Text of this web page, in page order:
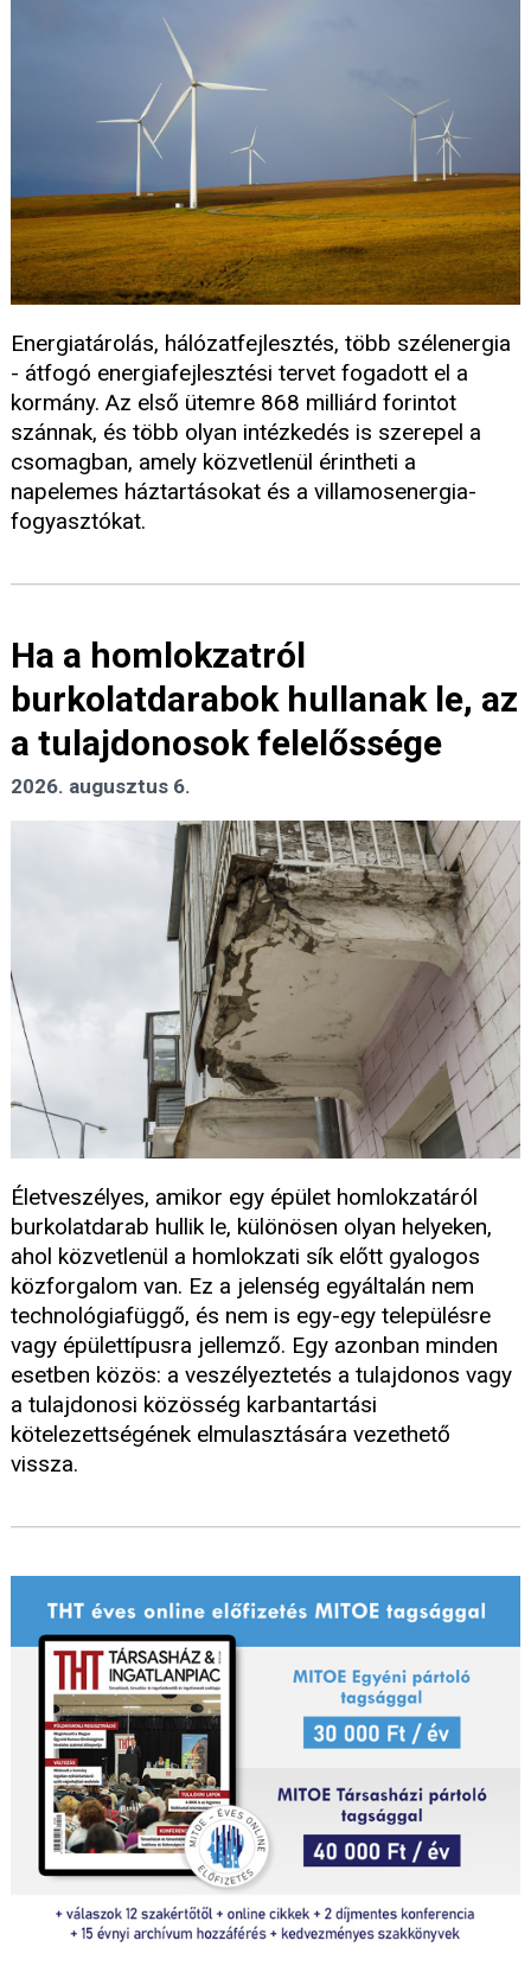
Energiatárolás, hálózatfejlesztés, több szélenergia
- átfogó energiafejlesztési tervet fogadott el a
kormány. Az első ütemre 868 milliárd forintot
szánnak, és több olyan intézkedés is szerepel a
csomagban, amely közvetlenül érintheti a
napelemes háztartásokat és a villamosenergia-
fogyasztókat.
Ha a homlokzatról
burkolatdarabok hullanak le, az
a tulajdonosok felelőssége
2026. augusztus 6.
Életveszélyes, amikor egy épület homlokzatáról
burkolatdarab hullik le, különösen olyan helyeken,
ahol közvetlenül a homlokzati sík előtt gyalogos
közforgalom van. Ez a jelenség egyáltalán nem
technológiafüggő, és nem is egy-egy településre
vagy épülettípusra jellemző. Egy azonban minden
esetben közös: a veszélyeztetés a tulajdonos vagy
a tulajdonosi közösség karbantartási
kötelezettségének elmulasztására vezethető
vissza.